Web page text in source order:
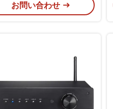
お問い合わせ